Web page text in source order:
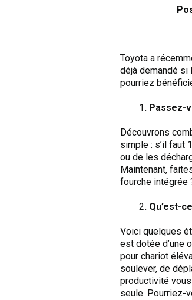
Toyota a
déjà demandé si
pourriez
1. Passez-
Découvrons
simple : s’il faut
ou de les
Maintenant,
fourche intégrée
2. Qu’est-
Voici quelques
est dotée d’une
pour chariot
soulever, de
productivité
seule. Pourriez-